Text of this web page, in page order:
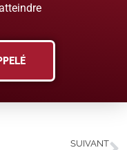
SUIVANT